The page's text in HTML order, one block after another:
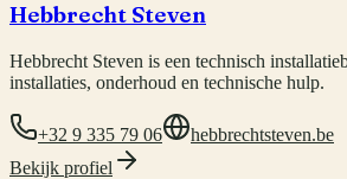
Hebbrecht Steven
Hebbrecht Steven is een technisch
installaties, onderhoud en technische hulp.
+32 9 335 79 06
hebbrechtsteven.be
Bekijk profiel